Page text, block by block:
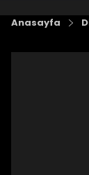
Anasayfa